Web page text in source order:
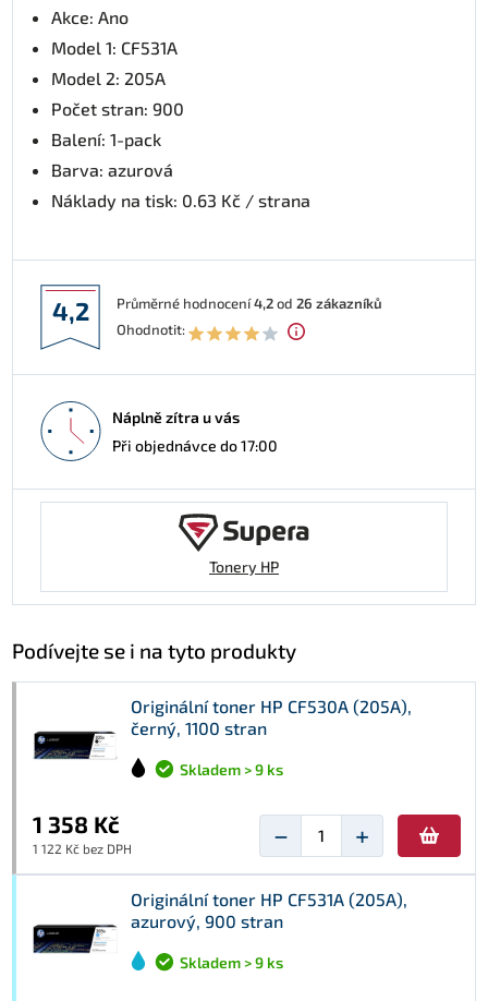
Akce: Ano
Model 1: CF531A
Model 2: 205A
Počet stran: 900
Balení: 1-pack
Barva: azurová
Náklady na tisk: 0.63 Kč / strana
4,2 Průměrné hodnocení4,2od 26 zákazníků
Ohodnotit:
Náplně zítra u vás
Při objednávce do 17:00
Tonery HP
Podívejte se i na tyto produkty
Originální toner HP CF530A (205A),
černý, 1100 stran
Skladem > 9 ks
1 358 Kč
1 122 Kč bez DPH − +
Originální toner HP CF531A (205A),
azurový, 900 stran
Skladem > 9 ks